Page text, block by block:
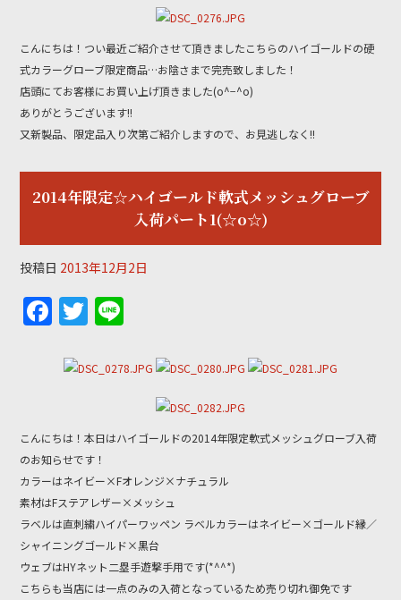
b
o
o
k
こんにちは！つい最近ご紹介させて頂きましたこちらのハイゴールドの硬
式カラーグローブ限定商品…お陰さまで完売致しました！
店頭にてお客様にお買い上げ頂きました(o^−^o)
ありがとうございます!!
又新製品、限定品入り次第ご紹介しますので、お見逃しなく!!
2014年限定☆ハイゴールド軟式メッシュグローブ
入荷パート1(☆o☆)
投稿日 2013年12月2日
F
a
c
b
o
o
k
T
w
itt e
こんにちは！本日はハイゴールドの2014年限定軟式メッシュグローブ入荷
のお知らせです！
カラーはネイビー×Fオレンジ×ナチュラル
素材はFステアレザー×メッシュ
ラベルは直刺繍ハイパーワッペン ラベルカラーはネイビー×ゴールド縁／
シャイニングゴールド×黒台
ウェブはHYネット二塁手遊撃手用です(*^^*)
こちらも当店には一点のみの入荷となっているため売り切れ御免です